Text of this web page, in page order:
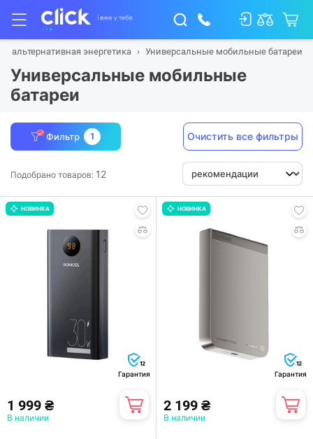
альтернативная энергетика Универсальные мобильные батареи
Универсальные мобильные
батареи
Фильтр 1 Очистить все фильтры
Подобрано товаров: 12
НОВИНКА
12
Гарантия
1 999 ₴
В наличии
НОВИНКА
12
Гарантия
2 199 ₴
В наличии